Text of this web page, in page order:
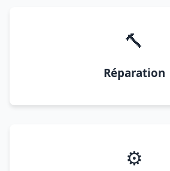
🔨
Réparation
⚙️